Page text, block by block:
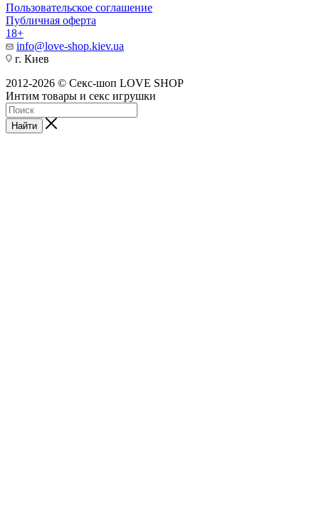
Пользовательское соглашение
Публичная оферта
18+
info@love-shop.kiev.ua
г. Киев
2012-2026 © Секс-шоп LOVE SHOP
Интим товары и секс игрушки
Найти